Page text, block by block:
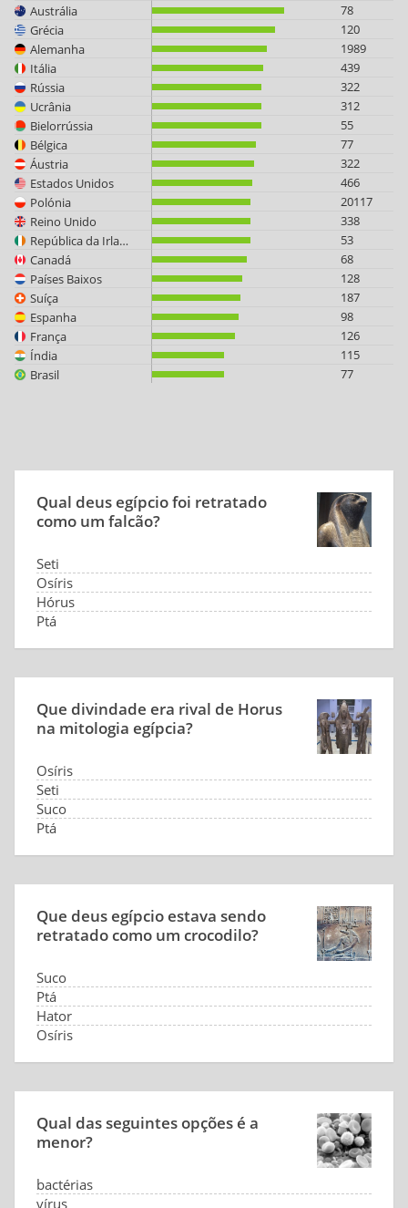
Austrália
78
Grécia
120
Alemanha
1989
Itália
439
Rússia
322
Ucrânia
312
Bielorrússia
55
Bélgica
77
Áustria
322
Estados Unidos
466
Polónia
20117
Reino Unido
338
República da Irlanda
53
Canadá
68
Países Baixos
128
Suíça
187
Espanha
98
França
126
Índia
115
Brasil
77
Qual deus egípcio foi retratado
como um falcão?
Seti
Osíris
Hórus
Ptá
Que divindade era rival de Horus
na mitologia egípcia?
Osíris
Seti
Suco
Ptá
Que deus egípcio estava sendo
retratado como um crocodilo?
Suco
Ptá
Hator
Osíris
Qual das seguintes opções é a
menor?
bactérias
vírus